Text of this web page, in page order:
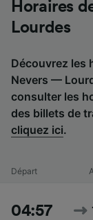
Horaires
Lourdes
Découvrez les
Nevers —
consulter les
des billets de
cliquez ici.
Départ
04:57